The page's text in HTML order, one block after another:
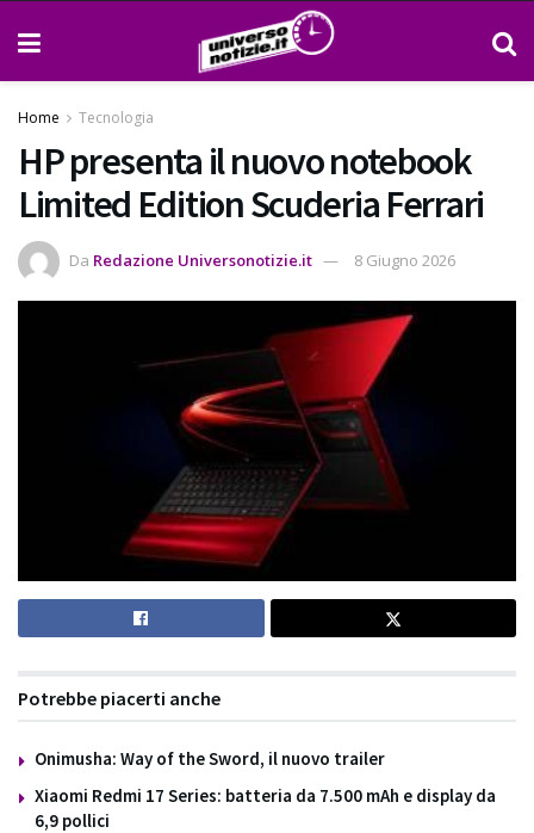
Home Tecnologia
HP presenta il nuovo notebook
Limited Edition Scuderia Ferrari
Da Redazione Universonotizie.it 8 Giugno 2026
Potrebbe piacerti anche
Onimusha: Way of the Sword, il nuovo trailer
Xiaomi Redmi 17 Series: batteria da 7.500 mAh e display da
6,9 pollici